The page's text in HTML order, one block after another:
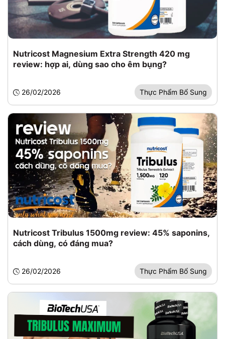
Nutricost Magnesium Extra Strength 420 mg
review: hợp ai, dùng sao cho êm bụng?
26/02/2026 Thực Phẩm Bổ Sung
Nutricost Tribulus 1500mg review: 45% saponins,
cách dùng, có đáng mua?
26/02/2026 Thực Phẩm Bổ Sung